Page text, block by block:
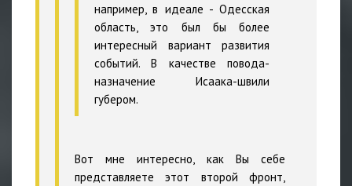
например, в идеале - Одесская
область, это был бы более
интересный вариант развития
событий. В качестве повода-
назначение Исаака-швили
губером.
Вот мне интересно, как Вы себе
представляете этот второй фронт,